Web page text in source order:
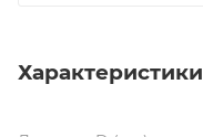
Характеристики